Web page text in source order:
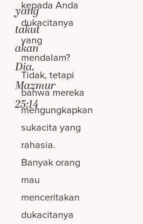
yang
takut
akan
Dia.
Mazmur
25:14
kepada Anda
dukacitanya
yang
mendalam?
Tidak, tetapi
bahwa mereka
mengungkapkan
sukacita yang
rahasia.
Banyak orang
mau
menceritakan
dukacitanya